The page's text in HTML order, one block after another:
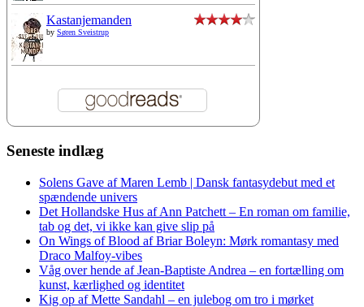
Kastanjemanden
by Søren Sveistrup
Seneste indlæg
Solens Gave af Maren Lemb | Dansk fantasydebut med et
spændende univers
Det Hollandske Hus af Ann Patchett – En roman om familie,
tab og det, vi ikke kan give slip på
On Wings of Blood af Briar Boleyn: Mørk romantasy med
Draco Malfoy-vibes
Våg over hende af Jean-Baptiste Andrea – en fortælling om
kunst, kærlighed og identitet
Kig op af Mette Sandahl – en julebog om tro i mørket